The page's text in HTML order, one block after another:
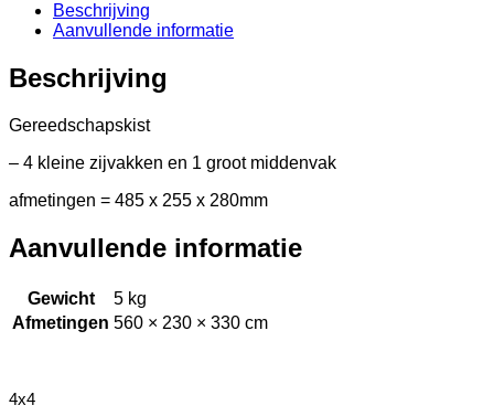
Beschrijving
Aanvullende informatie
Beschrijving
Gereedschapskist
– 4 kleine zijvakken en 1 groot middenvak
afmetingen = 485 x 255 x 280mm
Aanvullende informatie
Gewicht
5 kg
Afmetingen 560 × 230 × 330 cm
4x4